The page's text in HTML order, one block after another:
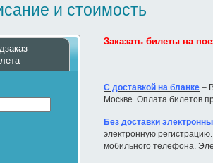
и стоимость
Заказать билеты на
С доставкой на бланке –
Москве. Оплата билетов
Без доставки
электронную
мобильного телефона.